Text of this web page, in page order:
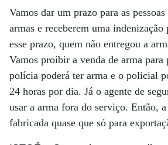
Vamos dar um prazo para as
armas e receberem uma indenização
esse prazo, quem não entregou a
Vamos proibir a venda de arma para
polícia poderá ter arma e o policial
24 horas por dia. Já o agente de
usar a arma fora do serviço. Então,
fabricada quase que só para